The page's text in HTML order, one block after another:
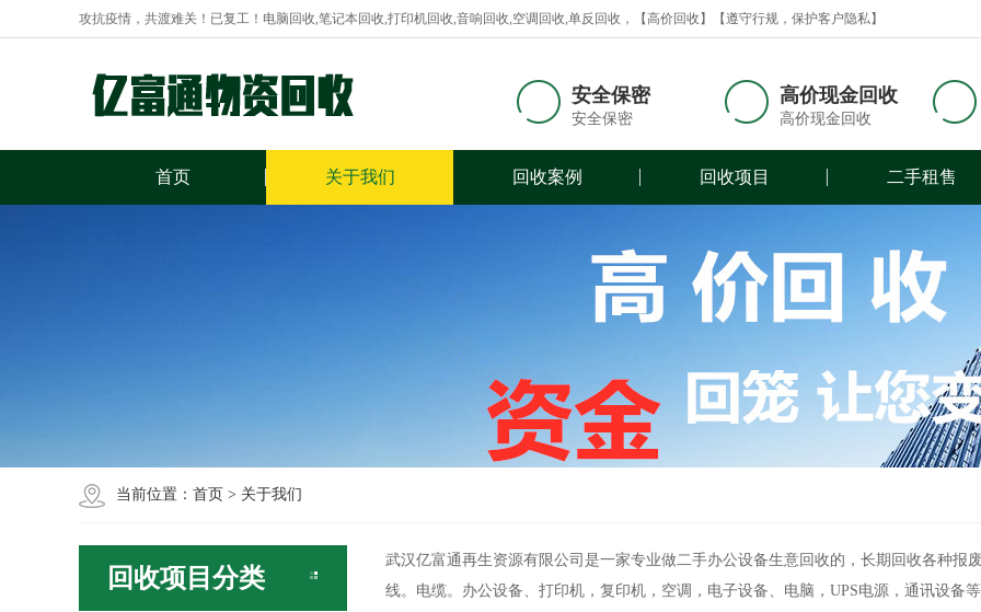
攻抗疫情，共渡难关！已复工！电脑回收,笔记本回收,打印机回收,音响回收,空调回收,单反回收，【高价回收】【遵守行规，保护客户隐私】
安全保密
安全保密
高价现金回收
高价现金回收
首页 关于我们 回收案例 回收项目 二手租售
当前位置： 首页 > 关于我们
回收项目分类
武汉亿富通再生资源有限公司是一家专业做二手办公设备生意回收的，长期回收各种报
线。电缆。办公设备、打印机，复印机，空调，电子设备、电脑，UPS电源，通讯设备